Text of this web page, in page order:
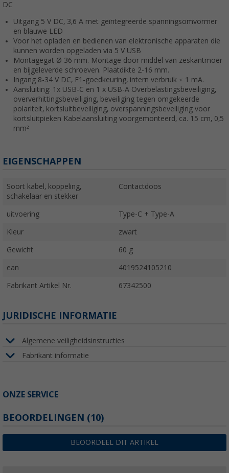
DC
Uitgang 5 V DC, 3,6 A met geïntegreerde spanningsomvormer
en blauwe LED
Voor het opladen en bedienen van elektronische apparaten die
kunnen worden opgeladen via 5 V USB
Montagegat Ø 36 mm. Montage door middel van zeskantmoer
en bijgeleverde schroeven. Plaatdikte 2-16 mm.
Ingang 8-34 V DC, E1-goedkeuring, intern verbruik ≤ 1 mA.
Aansluiting: 1x USB-C en 1 x USB-A Overbelastingsbeveiliging,
oververhittingsbeveiliging, beveiliging tegen omgekeerde
polariteit, kortsluitbeveiliging, overspanningsbeveiliging voor
kortsluitpieken Kabelaansluiting voorgemonteerd, ca. 15 cm, 0,5
mm²
EIGENSCHAPPEN
Soort kabel, koppeling,
schakelaar en stekker
Contactdoos
uitvoering Type-C + Type-A
Kleur zwart
Gewicht 60 g
ean 4019524105210
Fabrikant Artikel Nr. 67342500
JURIDISCHE INFORMATIE
Algemene veiligheidsinstructies
Fabrikant informatie
ONZE SERVICE
BEOORDELINGEN (10)
BEOORDEEL DIT ARTIKEL